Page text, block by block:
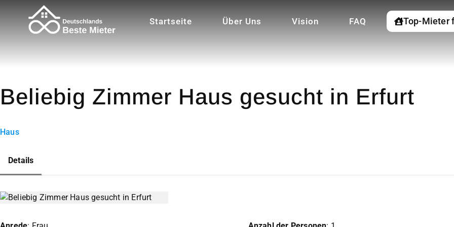
Startseite Über Uns Vision FAQ Top-Mieter
Beliebig Zimmer Haus gesucht in Erfurt
Haus
Details